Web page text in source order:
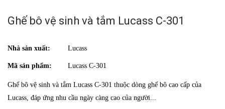
Ghế bô vệ sinh và tắm Lucass C-301
Nhà sản xuất: Lucass
Mã sản phẩm: Lucass C-301
Ghế bô vệ sinh và tắm Lucass C-301 thuộc dòng ghế bô cao cấp của
Lucass, đáp ứng nhu cầu ngày càng cao của người...